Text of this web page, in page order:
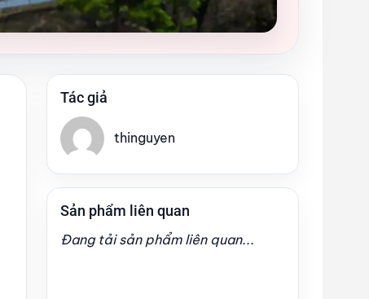
Tác giả
thinguyen
Sản phẩm liên quan
Đang tải sản phẩm liên quan...